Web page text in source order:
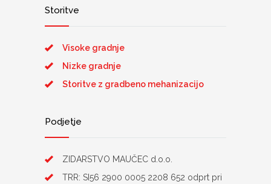
Storitve
Visoke gradnje
Nizke gradnje
Storitve z gradbeno mehanizacijo
Podjetje
ZIDARSTVO MAUČEC d.o.o.
TRR: SI56 2900 0005 2208 652 odprt pri